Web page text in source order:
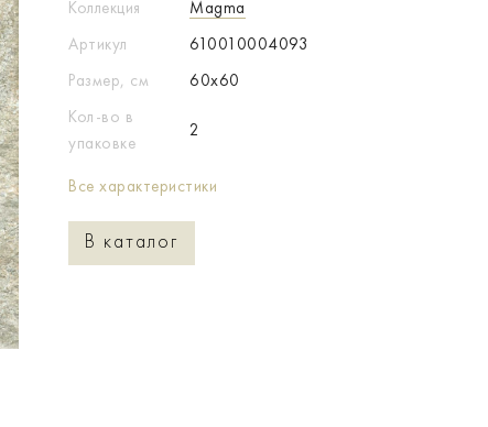
Коллекция
Magma
Артикул
610010004093
Размер, см
60x60
Кол-во в
упаковке
2
Все характеристики
В каталог